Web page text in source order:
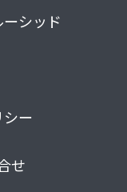
シッド
ー
せ